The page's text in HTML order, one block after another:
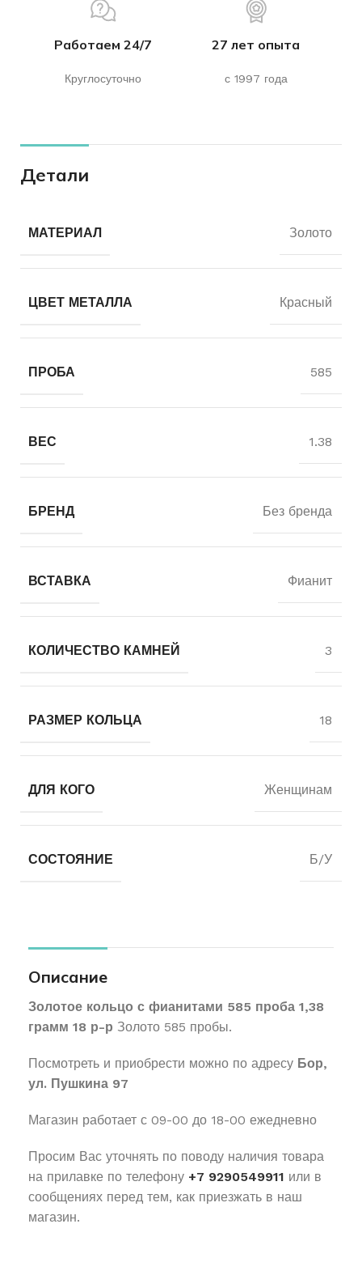
Работаем 24/7
Круглосуточно
27 лет опыта
с 1997 года
Детали
МАТЕРИАЛ Золото
ЦВЕТ МЕТАЛЛА Красный
ПРОБА 585
ВЕС 1.38
БРЕНД Без бренда
ВСТАВКА Фианит
КОЛИЧЕСТВО КАМНЕЙ 3
РАЗМЕР КОЛЬЦА 18
ДЛЯ КОГО Женщинам
СОСТОЯНИЕ Б/У
Описание
Золотое кольцо с фианитами 585 проба 1,38
грамм 18 р-р Золото 585 пробы.
Посмотреть и приобрести можно по адресу Бор,
ул. Пушкина 97
Магазин работает с 09-00 до 18-00 ежедневно
Просим Вас уточнять по поводу наличия товара
на прилавке по телефону +7 9290549911 или в
сообщениях перед тем, как приезжать в наш
магазин.